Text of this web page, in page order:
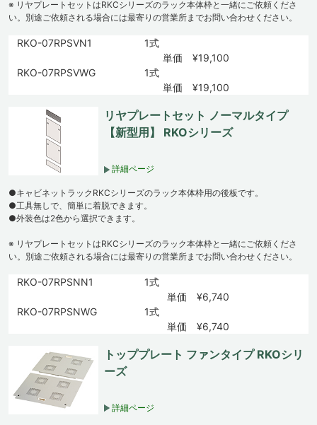
※ リヤプレートセットはRKCシリーズのラック本体枠と一緒にご依頼くださ
い。別途ご依頼される場合には最寄りの営業所までお問い合わせください。
RKO-07RPSVN1
1式
単価 ¥19,100
RKO-07RPSVWG
1式
単価 ¥19,100
リヤプレートセット ノーマルタイプ
【新型用】 RKOシリーズ
詳細ページ
●キャビネットラックRKCシリーズのラック本体枠用の後板です。
●工具無しで、簡単に着脱できます。
●外装色は2色から選択できます。
※ リヤプレートセットはRKCシリーズのラック本体枠と一緒にご依頼くださ
い。別途ご依頼される場合には最寄りの営業所までお問い合わせください。
RKO-07RPSNN1
1式
単価 ¥6,740
RKO-07RPSNWG
1式
単価 ¥6,740
トッププレート ファンタイプ RKOシリ
ーズ
詳細ページ